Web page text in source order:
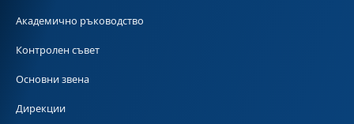
Академично ръководство
Контролен съвет
Основни звена
Дирекции